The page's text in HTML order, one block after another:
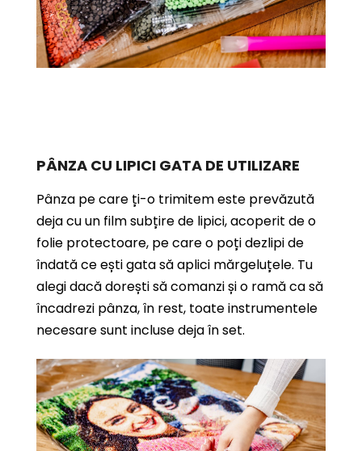
PÂNZA CU LIPICI GATA DE UTILIZARE
Pânza pe care ți-o trimitem este prevăzută
deja cu un film subțire de lipici, acoperit de o
folie protectoare, pe care o poți dezlipi de
îndată ce ești gata să aplici mărgeluțele. Tu
alegi dacă dorești să comanzi și o ramă ca să
încadrezi pânza, în rest, toate instrumentele
necesare sunt incluse deja în set.